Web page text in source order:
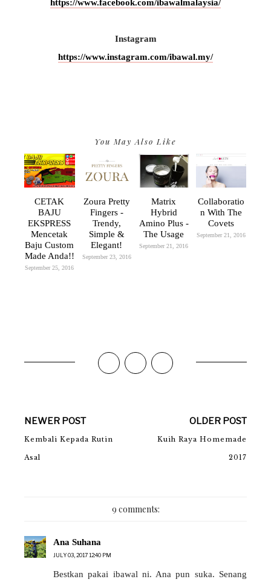
https://www.facebook.com/ibawalmalaysia/
Instagram
https://www.instagram.com/ibawal.my/
You May Also Like
CETAK
BAJU
EKSPRESS
Mencetak
Baju Custom
Made Anda!!
September 25, 2016
Zoura Pretty
Fingers -
Trendy,
Simple &
Elegant!
September 23, 2016
Matrix
Hybrid
Amino Plus -
The Usage
September 21, 2016
Collaboratio
N With The
Covets
September 21, 2016
NEWER POST
Kembali Kepada Rutin
Asal
OLDER POST
Kuih Raya Homemade
2017
9 comments:
Ana Suhana
JULY 03, 2017 12:40 PM
Bestkan pakai ibawal ni. Ana pun suka. Senang